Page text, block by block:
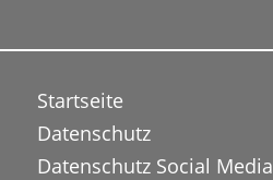
Startseite
Datenschutz
Datenschutz Social Media